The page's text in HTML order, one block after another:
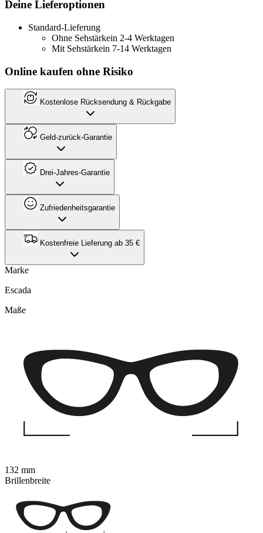
Deine Lieferoptionen
Standard-Lieferung
Ohne Sehstärkein 2-4 Werktagen
Mit Sehstärkein 7-14 Werktagen
Online kaufen ohne Risiko
Kostenlose Rücksendung & Rückgabe
Geld-zurück-Garantie
Drei-Jahres-Garantie
Zufriedenheitsgarantie
Kostenfreie Lieferung ab 35 €
Marke
Escada
Maße
132 mm
Brillenbreite